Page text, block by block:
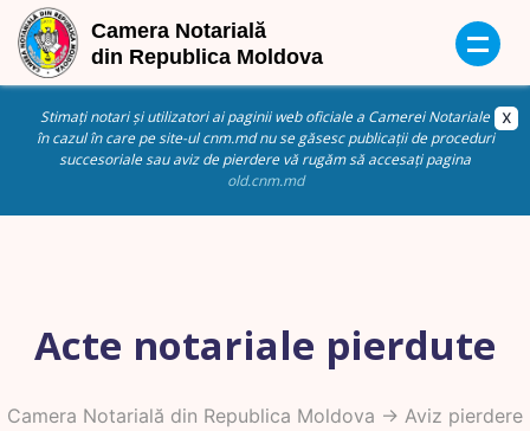
Stimați notari și utilizatori ai paginii web oficiale a Camerei Notariale
în cazul în care pe site-ul cnm.md nu se găsesc publicații de proceduri
succesoriale sau aviz de pierdere vă rugăm să accesați pagina
old.cnm.md
Acte notariale pierdute
Camera Notarială din Republica Moldova -> Aviz pierdere